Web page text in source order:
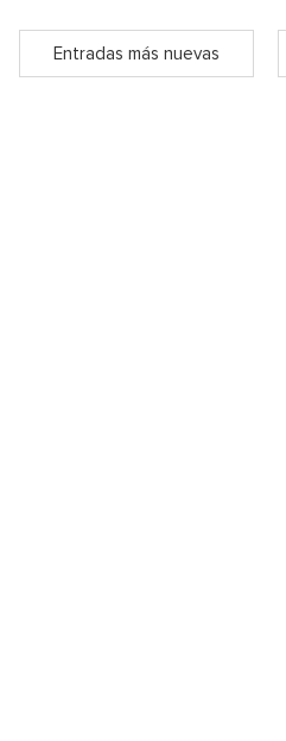
Entradas más nuevas